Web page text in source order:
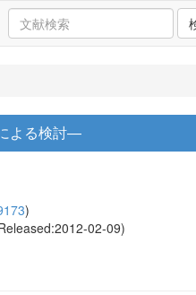
よる検討―
)
02-09)